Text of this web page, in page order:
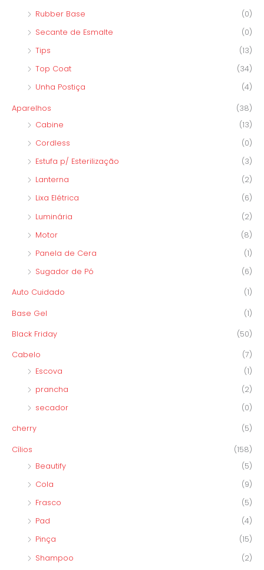
Rubber Base
(0)
Secante de Esmalte
(0)
Tips
(13)
Top Coat
(34)
Unha Postiça
(4)
Aparelhos
(38)
Cabine
(13)
Cordless
(0)
Estufa p/ Esterilização
(3)
Lanterna
(2)
Lixa Elétrica
(6)
Luminária
(2)
Motor
(8)
Panela de Cera
(1)
Sugador de Pó
(6)
Auto Cuidado (1)
Base Gel (1)
Black Friday (50)
Cabelo
(7)
Escova
(1)
prancha
(2)
secador
(0)
cherry (5)
Cílios
(158)
Beautify
(5)
Cola
(9)
Frasco
(5)
Pad
(4)
Pinça
(15)
Shampoo
(2)